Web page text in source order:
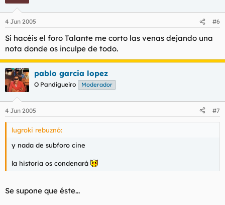
4 Jun 2005 #6
Si hacéis el foro Talante me corto las venas dejando una
nota donde os inculpe de todo.
pablo garcia lopez
O Pandigueiro Moderador
4 Jun 2005 #7
lugroki rebuznó:
y nada de subforo cine
la historia os condenará
Se supone que éste...